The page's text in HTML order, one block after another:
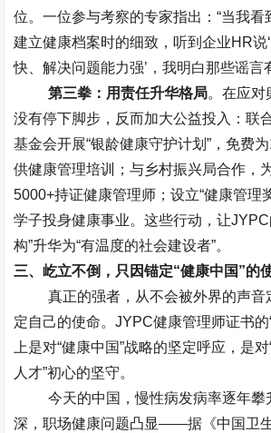
位。一位参与考察的专家指出：“当我看
建立健康档案时的细致，听到企业HR说
快、解决问题能力强’ ，我明白那些谣言
第三拳：用责任升华格局。在应对
没有停下脚步，反而加大公益投入：联
基金会开展“银龄健康守护计划” ，免费为
供健康管理培训；与乡村振兴局合作，
5000+持证健康管理师；设立“健康管理
学子投身健康事业。这些行动，让JYPC
构”升华为“有温度的社会建设者”。
三、屹立不倒，只因锚定“健康中国”的
真正的强者，从不会被外界的声音
定自己的使命。JYPC健康管理师证书的
上是对“健康中国”战略的坚定呼应，是对
人才”初心的坚守。
今天的中国，慢性病发病率逐年攀
深，职场健康问题凸显——据《中国卫